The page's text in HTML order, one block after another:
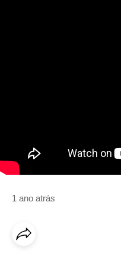
1 ano atrás